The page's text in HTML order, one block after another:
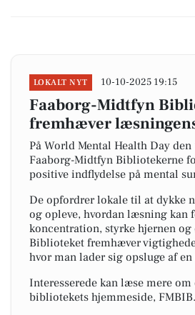
LOKALT NYT 10-10-2025 19:15
Faaborg-Midtfyn
fremhæver
På World Mental Health Day
Faaborg-Midtfyn Bibliotekerne
positive indflydelse på mental
De opfordrer lokale til at dykke
og opleve, hvordan læsning kan
koncentration, styrke hjernen og
Biblioteket fremhæver
hvor man lader sig opsluge af
Interesserede kan læse mere om
bibliotekets hjemmeside,